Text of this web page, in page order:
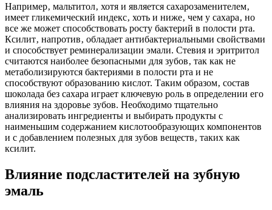
Например‚ мальтитол‚ хотя и является сахарозаменителем‚
имеет гликемический индекс‚ хоть и ниже‚ чем у сахара‚ но
все же может способствовать росту бактерий в полости рта.
Ксилит‚ напротив‚ обладает антибактериальными свойствами
и способствует реминерализации эмали. Стевия и эритритол
считаются наиболее безопасными для зубов‚ так как не
метаболизируются бактериями в полости рта и не
способствуют образованию кислот. Таким образом‚ состав
шоколада без сахара играет ключевую роль в определении его
влияния на здоровье зубов. Необходимо тщательно
анализировать ингредиенты и выбирать продукты с
наименьшим содержанием кислотообразующих компонентов
и с добавлением полезных для зубов веществ‚ таких как
ксилит.
Влияние подсластителей на зубную
эмаль